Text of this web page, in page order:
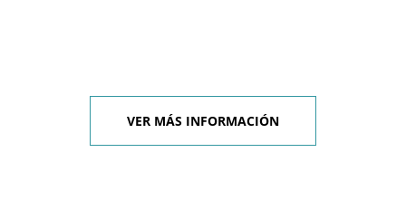
VER MÁS INFORMACIÓN